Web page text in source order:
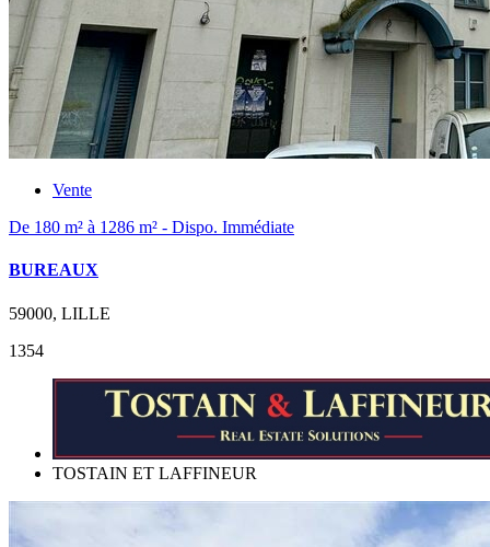
Vente
De 180 m² à 1286 m² - Dispo. Immédiate
BUREAUX
59000, LILLE
1354
TOSTAIN ET LAFFINEUR